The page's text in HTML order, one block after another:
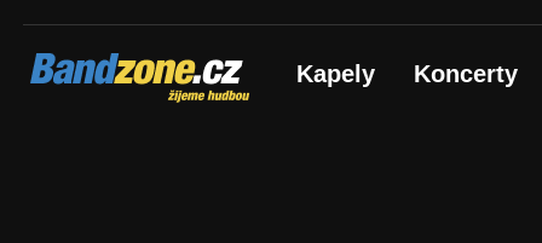
Bandzone.cz
žijeme hudbou Kapely Koncerty